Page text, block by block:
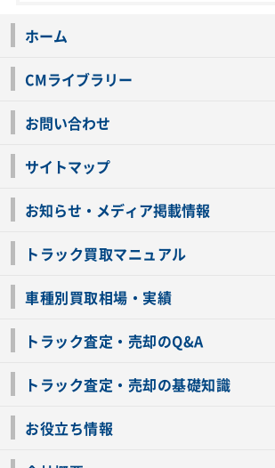
ホーム
CMライブラリー
お問い合わせ
サイトマップ
お知らせ・メディア掲載情報
トラック買取マニュアル
車種別買取相場・実績
トラック査定・売却のQ&A
トラック査定・売却の基礎知識
お役立ち情報